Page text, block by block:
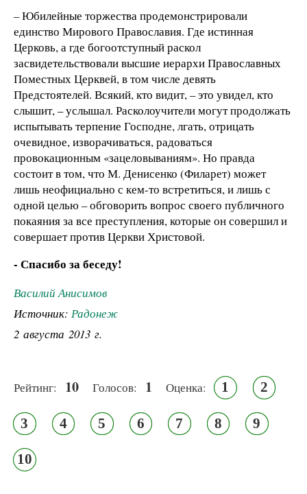
– Юбилейные торжества продемонстрировали
единство Мирового Православия. Где истинная
Церковь, а где богоотступный раскол
засвидетельствовали высшие иерархи Православных
Поместных Церквей, в том числе девять
Предстоятелей. Всякий, кто видит, – это увидел, кто
слышит, – услышал. Расколоучители могут продолжать
испытывать терпение Господне, лгать, отрицать
очевидное, изворачиваться, радоваться
провокационным «зацеловываниям». Но правда
состоит в том, что М. Денисенко (Филарет) может
лишь неофициально с кем-то встретиться, и лишь с
одной целью – обговорить вопрос своего публичного
покаяния за все преступления, которые он совершил и
совершает против Церкви Христовой.
- Спасибо за беседу!
Василий Анисимов
Источник: Радонеж
2 августа 2013 г.
Рейтинг: 10 Голосов: 1 Оценка: 1 2
3 4 5 6 7 8 9
10